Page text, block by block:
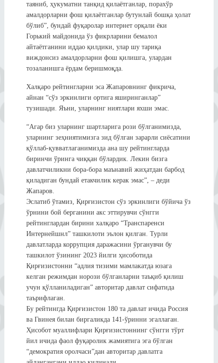
таяниб, ҳукуматни танқид қилаётганлар, порахўр
амалдорларни фош қилаётганлар бутунлай бошқа ҳолат
бўлиб”, бундай фуқаролар интернет орқали ёки
Горький майдонида ўз фикрларини бемалол
айтаётганини иддао қилдики, улар шу тариқа
виждонсиз амалдорларни фош қилишга, улардан
тозаланишга ёрдам беришмоқда.
Халқаро рейтингларни эса Жапаровнинг фикрича,
айнан “сўз эркинлиги ортига яширинганлар”
тузишади. Яъни, уларнинг ниятлари яхши эмас.
“Агар биз уларнинг шартларига рози бўлганимизда,
уларнинг зеҳниятимизга зид бўлган зарарли сиёсатини
қўллаб-қувватлаганимизда ана шу рейтингларда
биринчи ўринга чиққан бўлардик. Лекин бизга
давлатчиликни бора-бора маънавий жиҳатдан барбод
қиладиган бундай етакчилик керак эмас”, – деди
Жапаров.
Эслатиб ўтамиз, Қирғизистон сўз эркинлиги бўйича ўз
ўрнини бой берганини акс эттирувчи сўнгги
рейтинглардан бирини халқаро “Транспаренси
Интернейшнл” ташкилоти эълон қилган. Турли
давлатларда коррупция даражасини ўрганувчи бу
ташкилот ўзининг 2023 йилги ҳисоботида
Қирғизистонни “адлия тизими мамлакатда юзага
келган режимдан норози бўлганларни таъқиб қилиш
учун қўлланиладиган” авторитар давлат сифатида
таърифлаган.
Бу рейтингда Қирғизистон 180 та давлат ичида Россия
ва Гвинея билан биргаликда 141-ўринни эгаллаган.
Ҳисобот муаллифлари Қирғизистоннинг сўнгги тўрт
йил ичида фаол фуқаролик жамиятига эга бўлган
“демократия оролчаси”дан авторитар давлатга